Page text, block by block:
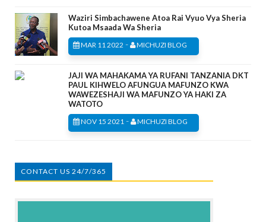
Waziri Simbachawene Atoa Rai Vyuo Vya Sheria
Kutoa Msaada Wa Sheria
MAR 11 2022 - MICHUZI BLOG
JAJI WA MAHAKAMA YA RUFANI TANZANIA DKT
PAUL KIHWELO AFUNGUA MAFUNZO KWA
WAWEZESHAJI WA MAFUNZO YA HAKI ZA
WATOTO
NOV 15 2021 - MICHUZI BLOG
CONTACT US 24/7/365